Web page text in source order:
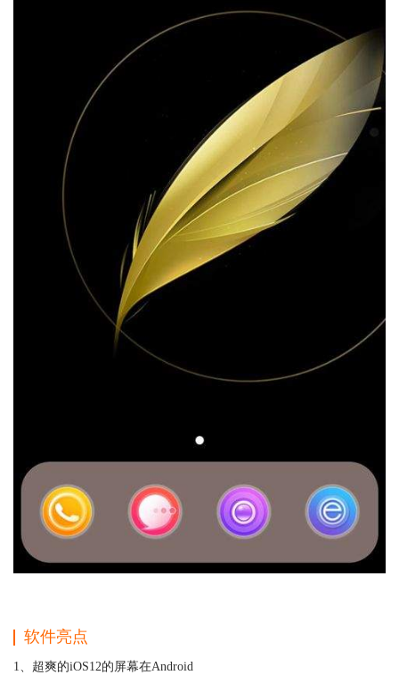
软件亮点
1、超爽的iOS12的屏幕在Android